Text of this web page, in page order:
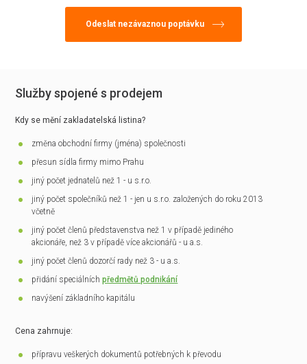
Služby spojené s prodejem
Kdy se mění zakladatelská listina?
změna obchodní firmy (jména) společnosti
přesun sídla firmy mimo Prahu
jiný počet jednatelů než 1 - u s.r.o.
jiný počet společníků než 1 - jen u s.r.o. založených do roku 2013
včetně
jiný počet členů představenstva než 1 v případě jediného
akcionáře, než 3 v případě více akcionářů - u a.s.
jiný počet členů dozorčí rady než 3 - u a.s.
přidání speciálníchpředmětů podnikání
navýšení základního kapitálu
Cena zahrnuje:
přípravu veškerých dokumentů potřebných k převodu